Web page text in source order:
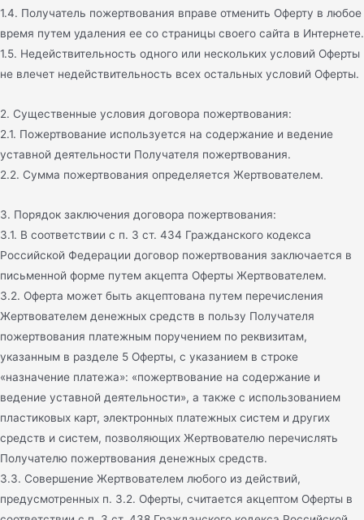
1.4. Получатель пожертвования вправе отменить Оферту в любое
время путем удаления ее со страницы своего сайта в Интернете.
1.5. Недействительность одного или нескольких условий Оферты
не влечет недействительность всех остальных условий Оферты.
2. Существенные условия договора пожертвования:
2.1. Пожертвование используется на содержание и ведение
уставной деятельности Получателя пожертвования.
2.2. Сумма пожертвования определяется Жертвователем.
3. Порядок заключения договора пожертвования:
3.1. В соответствии с п. 3 ст. 434 Гражданского кодекса
Российской Федерации договор пожертвования заключается в
письменной форме путем акцепта Оферты Жертвователем.
3.2. Оферта может быть акцептована путем перечисления
Жертвователем денежных средств в пользу Получателя
пожертвования платежным поручением по реквизитам,
указанным в разделе 5 Оферты, с указанием в строке
«назначение платежа»: «пожертвование на содержание и
ведение уставной деятельности», а также с использованием
пластиковых карт, электронных платежных систем и других
средств и систем, позволяющих Жертвователю перечислять
Получателю пожертвования денежных средств.
3.3. Совершение Жертвователем любого из действий,
предусмотренных п. 3.2. Оферты, считается акцептом Оферты в